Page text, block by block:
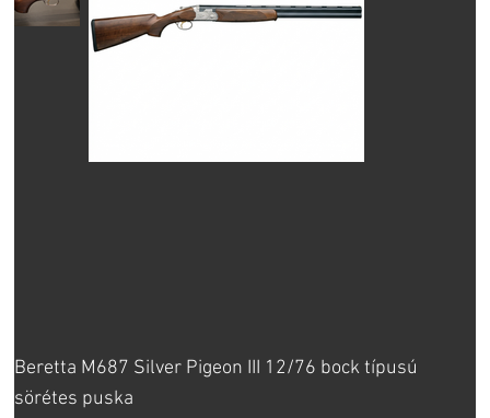
Beretta M687 Silver Pigeon III 12/76 bock típusú
sörétes puska